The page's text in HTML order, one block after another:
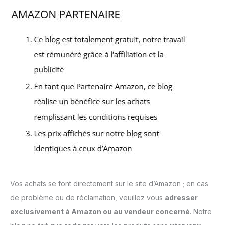
Vos achats se font directement sur le site d’Amazon ; en cas
de problème ou de réclamation, veuillez vous adresser
exclusivement à Amazon ou au vendeur concerné. Notre